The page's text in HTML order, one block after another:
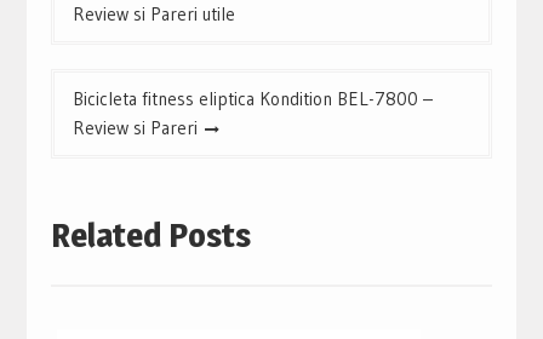
Review si Pareri utile
Bicicleta fitness eliptica Kondition BEL-7800 –
Review si Pareri
Related Posts